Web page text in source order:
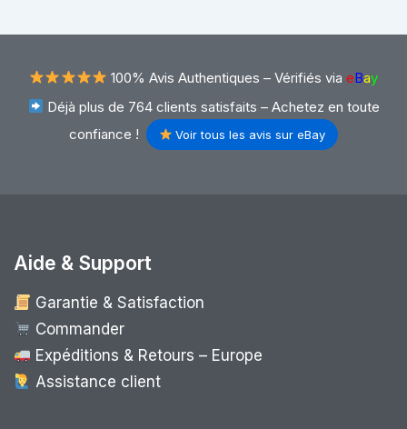
100% Avis Authentiques – Vérifiés via eBay
Déjà plus de 764 clients satisfaits – Achetez en toute
confiance !
Voir tous les avis sur eBay
Aide & Support
Garantie & Satisfaction
Commander
Expéditions & Retours – Europe
Assistance client